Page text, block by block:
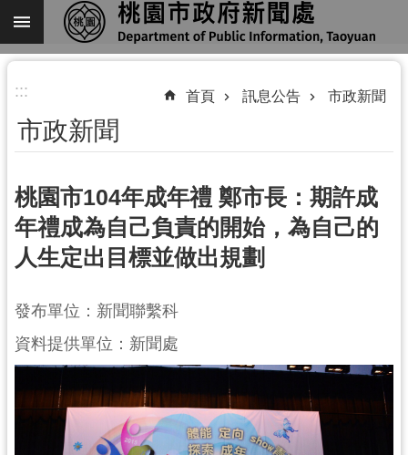
跳到主要內容區塊
進
搜
尋
關
於
們
機
關
訊
::: 首頁 訊息公告 市政新聞
市政新聞
桃園市104年成年禮 鄭市長：期許成
年禮成為自己負責的開始，為自己的
人生定出目標並做出規劃
發布單位：新聞聯繫科
資料提供單位：新聞處